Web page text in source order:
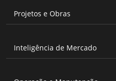
Projetos e Obras
Inteligência de Mercado